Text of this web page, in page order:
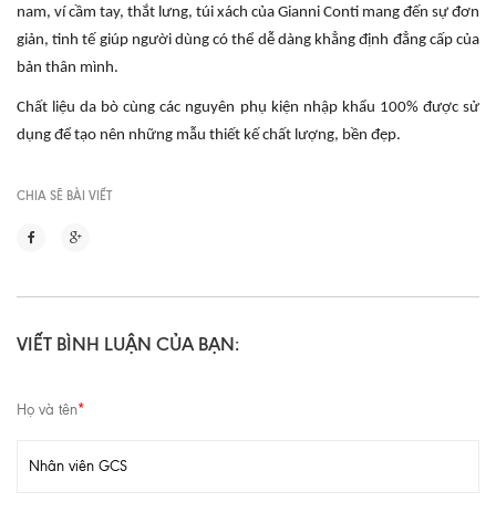
nam, ví cầm tay, thắt lưng, túi xách của Gianni Conti mang đến sự đơn
giản, tinh tế giúp người dùng có thể dễ dàng khẳng định đẳng cấp của
bản thân mình.
Chất liệu da bò cùng các nguyên phụ kiện nhập khẩu 100% được sử
dụng để tạo nên những mẫu thiết kế chất lượng, bền đẹp.
CHIA SẼ BÀI VIẾT
VIẾT BÌNH LUẬN CỦA BẠN:
Họ và tên*